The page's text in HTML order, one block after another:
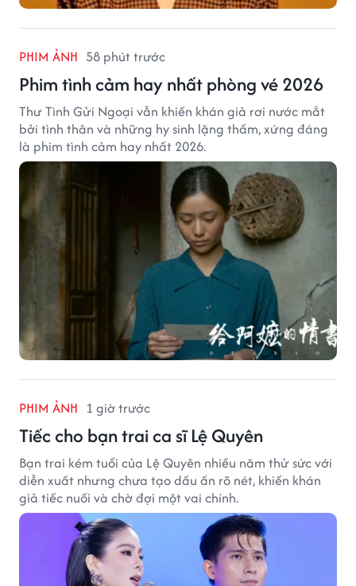
PHIM ẢNH 58 phút trước
Phim tình cảm hay nhất phòng vé 2026
Thư Tình Gửi Ngoại vẫn khiến khán giả rơi nước mắt
bởi tình thân và những hy sinh lặng thầm, xứng đáng
là phim tình cảm hay nhất 2026.
PHIM ẢNH 1 giờ trước
Tiếc cho bạn trai ca sĩ Lệ Quyên
Bạn trai kém tuổi của Lệ Quyên nhiều năm thử sức với
diễn xuất nhưng chưa tạo dấu ấn rõ nét, khiến khán
giả tiếc nuối và chờ đợi một vai chính.